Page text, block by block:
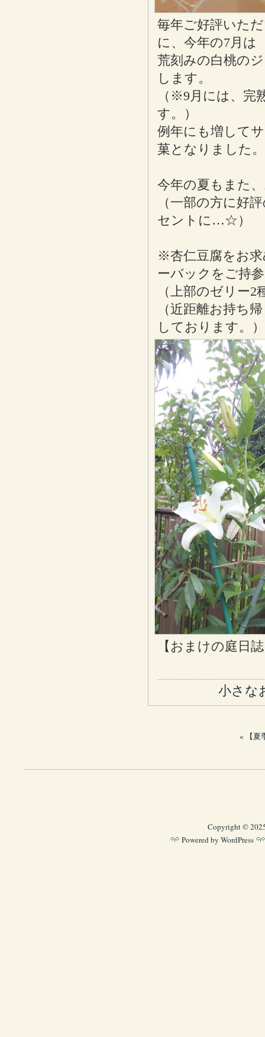
毎年ご好評いた
に、今年の7月は
荒刻みの白桃の
します。
（※9月には、完
す。）
例年にも増して
菓となりました。
今年の夏もまた
（一部の方に好
セントに…☆）
※杏仁豆腐をお
ーバックをご持
（上部のゼリー
（近距離お持ち
しております。）
【おまけの庭日
小さな
« 【
Copyright ©
Powered by WordPress